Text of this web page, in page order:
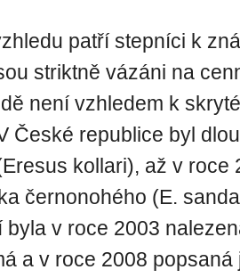
patří stepníci k
striktně vázáni na
není vzhledem k
České republice byl
kollari), až v roce
černonohého (E.
byla v roce 2003
a v roce 2008